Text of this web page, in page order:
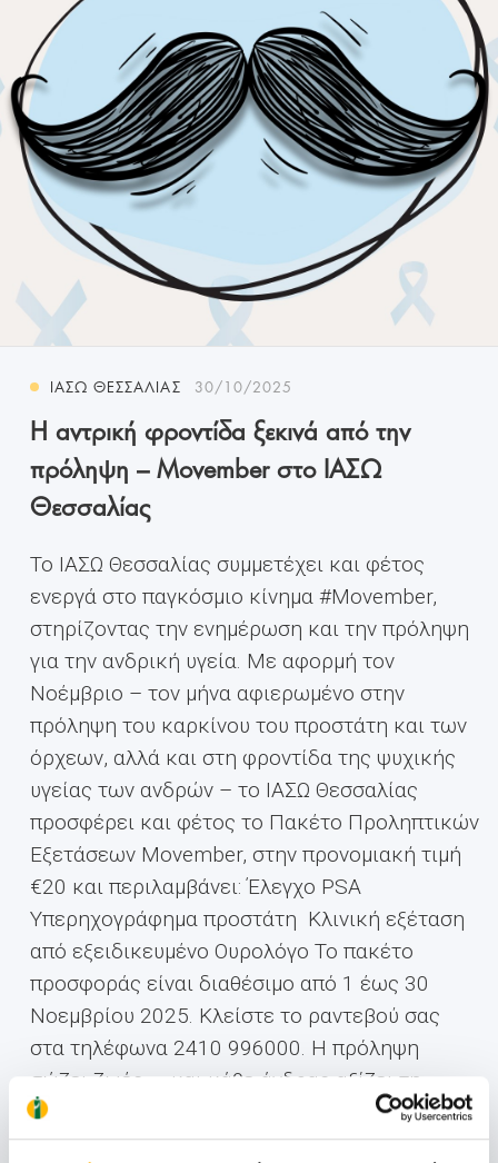
ΙΑΣΩ ΘΕΣΣΑΛΊΑΣ 30/10/2025
Η αντρική φροντίδα ξεκινά από την
πρόληψη – Movember στο ΙΑΣΩ
Θεσσαλίας
Το ΙΑΣΩ Θεσσαλίας συμμετέχει και φέτος
ενεργά στο παγκόσμιο κίνημα #Movember,
στηρίζοντας την ενημέρωση και την πρόληψη
για την ανδρική υγεία. Με αφορμή τον
Νοέμβριο – τον μήνα αφιερωμένο στην
πρόληψη του καρκίνου του προστάτη και των
όρχεων, αλλά και στη φροντίδα της ψυχικής
υγείας των ανδρών – το ΙΑΣΩ Θεσσαλίας
προσφέρει και φέτος το Πακέτο Προληπτικών
Εξετάσεων Movember, στην προνομιακή τιμή
€20 και περιλαμβάνει: Έλεγχο PSA
Υπερηχογράφημα προστάτη Κλινική εξέταση
από εξειδικευμένο Ουρολόγο Το πακέτο
προσφοράς είναι διαθέσιμο από 1 έως 30
Νοεμβρίου 2025. Κλείστε το ραντεβού σας
στα τηλέφωνα 2410 996000. Η πρόληψη
σώζει ζωές — και κάθε άνδρας αξίζει τη
φροντίδα και την προσοχή που χρειάζετ...
Μάθετε Περισσότερα